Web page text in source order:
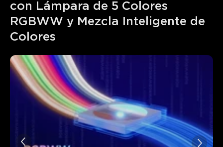
con Lámpara de 5 Colores
RGBWW y Mezcla Inteligente de
Colores